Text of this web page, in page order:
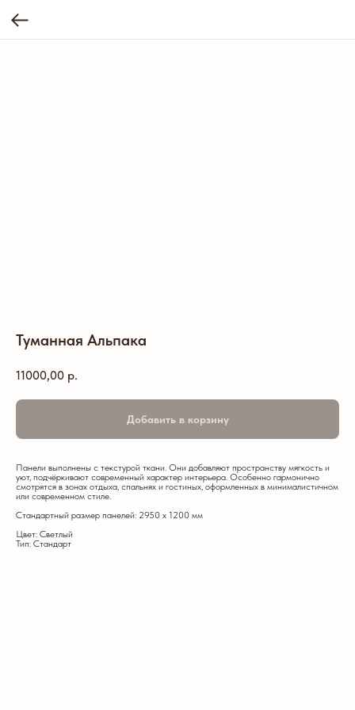
Туманная Альпака
11000,00 р.
Добавить в корзину
Панели выполнены с текстурой ткани. Они добавляют пространству мягкость и
уют, подчёркивают современный характер интерьера. Особенно гармонично
смотрятся в зонах отдыха, спальнях и гостиных, оформленных в минималистичном
или современном стиле.
Стандартный размер панелей: 2950 х 1200 мм
Цвет: Светлый
Тип: Стандарт